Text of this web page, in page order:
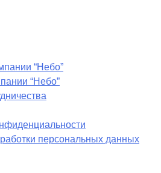
“Небо”
“Небо”
персональных данных